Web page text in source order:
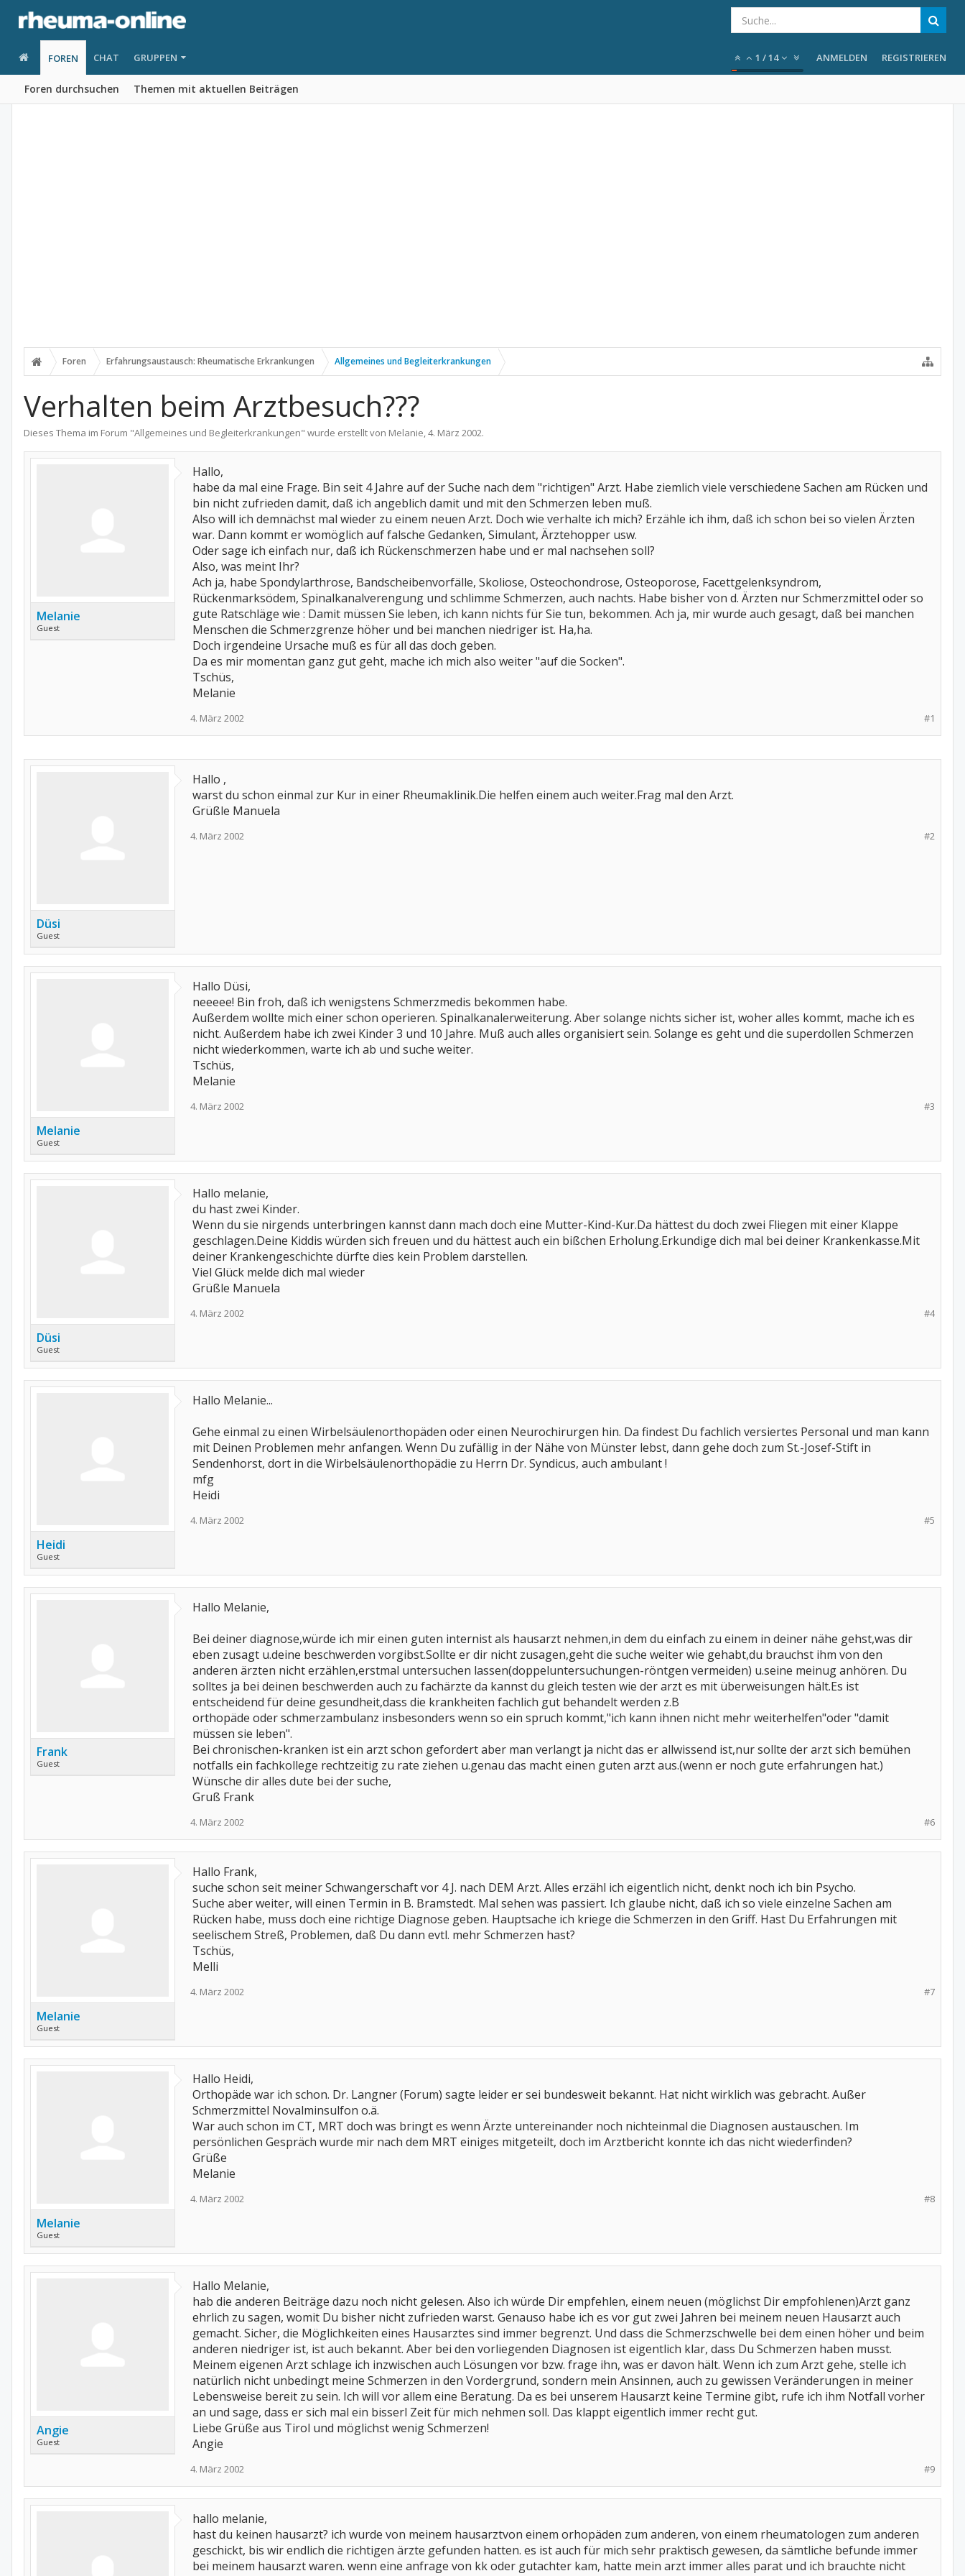
FOREN
Foren durchsuchen Themen mit aktuellen Beiträgen
CHAT GRUPPEN 1 /14 ANMELDEN REGISTRIEREN
Foren Erfahrungsaustausch: Rheumatische Erkrankungen Allgemeines und Begleiterkrankungen
Verhalten beim Arztbesuch???
Dieses Thema im Forum "Allgemeines und Begleiterkrankungen" wurde erstellt von Melanie,4. März 2002.
Melanie
Guest
Hallo,
habe da mal eine Frage. Bin seit 4 Jahre auf der Suche nach dem "richtigen" Arzt. Habe ziemlich viele verschiedene Sachen am Rücken und
bin nicht zufrieden damit, daß ich angeblich damit und mit den Schmerzen leben muß.
Also will ich demnächst mal wieder zu einem neuen Arzt. Doch wie verhalte ich mich? Erzähle ich ihm, daß ich schon bei so vielen Ärzten
war. Dann kommt er womöglich auf falsche Gedanken, Simulant, Ärztehopper usw.
Oder sage ich einfach nur, daß ich Rückenschmerzen habe und er mal nachsehen soll?
Also, was meint Ihr?
Ach ja, habe Spondylarthrose, Bandscheibenvorfälle, Skoliose, Osteochondrose, Osteoporose, Facettgelenksyndrom,
Rückenmarksödem, Spinalkanalverengung und schlimme Schmerzen, auch nachts. Habe bisher von d. Ärzten nur Schmerzmittel oder so
gute Ratschläge wie : Damit müssen Sie leben, ich kann nichts für Sie tun, bekommen. Ach ja, mir wurde auch gesagt, daß bei manchen
Menschen die Schmerzgrenze höher und bei manchen niedriger ist. Ha,ha.
Doch irgendeine Ursache muß es für all das doch geben.
Da es mir momentan ganz gut geht, mache ich mich also weiter "auf die Socken".
Tschüs,
Melanie
#1
4. März 2002
Düsi
Guest
Hallo ,
warst du schon einmal zur Kur in einer Rheumaklinik.Die helfen einem auch weiter.Frag mal den Arzt.
Grüßle Manuela
#2
4. März 2002
Melanie
Guest
Hallo Düsi,
neeeee! Bin froh, daß ich wenigstens Schmerzmedis bekommen habe.
Außerdem wollte mich einer schon operieren. Spinalkanalerweiterung. Aber solange nichts sicher ist, woher alles kommt, mache ich es
nicht. Außerdem habe ich zwei Kinder 3 und 10 Jahre. Muß auch alles organisiert sein. Solange es geht und die superdollen Schmerzen
nicht wiederkommen, warte ich ab und suche weiter.
Tschüs,
Melanie
#3
4. März 2002
Düsi
Guest
Hallo melanie,
du hast zwei Kinder.
Wenn du sie nirgends unterbringen kannst dann mach doch eine Mutter-Kind-Kur.Da hättest du doch zwei Fliegen mit einer Klappe
geschlagen.Deine Kiddis würden sich freuen und du hättest auch ein bißchen Erholung.Erkundige dich mal bei deiner Krankenkasse.Mit
deiner Krankengeschichte dürfte dies kein Problem darstellen.
Viel Glück melde dich mal wieder
Grüßle Manuela
#4
4. März 2002
Heidi
Guest
Hallo Melanie...
Gehe einmal zu einen Wirbelsäulenorthopäden oder einen Neurochirurgen hin. Da findest Du fachlich versiertes Personal und man kann
mit Deinen Problemen mehr anfangen. Wenn Du zufällig in der Nähe von Münster lebst, dann gehe doch zum St.-Josef-Stift in
Sendenhorst, dort in die Wirbelsäulenorthopädie zu Herrn Dr. Syndicus, auch ambulant !
mfg
Heidi
#5
4. März 2002
Frank
Guest
Hallo Melanie,
Bei deiner diagnose,würde ich mir einen guten internist als hausarzt nehmen,in dem du einfach zu einem in deiner nähe gehst,was dir
eben zusagt u.deine beschwerden vorgibst.Sollte er dir nicht zusagen,geht die suche weiter wie gehabt,du brauchst ihm von den
anderen ärzten nicht erzählen,erstmal untersuchen lassen(doppeluntersuchungen-röntgen vermeiden) u.seine meinug anhören. Du
solltes ja bei deinen beschwerden auch zu fachärzte da kannst du gleich testen wie der arzt es mit überweisungen hält.Es ist
entscheidend für deine gesundheit,dass die krankheiten fachlich gut behandelt werden z.B
orthopäde oder schmerzambulanz insbesonders wenn so ein spruch kommt,"ich kann ihnen nicht mehr weiterhelfen"oder "damit
müssen sie leben".
Bei chronischen-kranken ist ein arzt schon gefordert aber man verlangt ja nicht das er allwissend ist,nur sollte der arzt sich bemühen
notfalls ein fachkollege rechtzeitig zu rate ziehen u.genau das macht einen guten arzt aus.(wenn er noch gute erfahrungen hat.)
Wünsche dir alles dute bei der suche,
Gruß Frank
#6
4. März 2002
Melanie
Guest
Hallo Frank,
suche schon seit meiner Schwangerschaft vor 4 J. nach DEM Arzt. Alles erzähl ich eigentlich nicht, denkt noch ich bin Psycho.
Suche aber weiter, will einen Termin in B. Bramstedt. Mal sehen was passiert. Ich glaube nicht, daß ich so viele einzelne Sachen am
Rücken habe, muss doch eine richtige Diagnose geben. Hauptsache ich kriege die Schmerzen in den Griff. Hast Du Erfahrungen mit
seelischem Streß, Problemen, daß Du dann evtl. mehr Schmerzen hast?
Tschüs,
Melli
#7
4. März 2002
Melanie
Guest
Hallo Heidi,
Orthopäde war ich schon. Dr. Langner (Forum) sagte leider er sei bundesweit bekannt. Hat nicht wirklich was gebracht. Außer
Schmerzmittel Novalminsulfon o.ä.
War auch schon im CT, MRT doch was bringt es wenn Ärzte untereinander noch nichteinmal die Diagnosen austauschen. Im
persönlichen Gespräch wurde mir nach dem MRT einiges mitgeteilt, doch im Arztbericht konnte ich das nicht wiederfinden?
Grüße
Melanie
#8
4. März 2002
Angie
Guest
Hallo Melanie,
hab die anderen Beiträge dazu noch nicht gelesen. Also ich würde Dir empfehlen, einem neuen (möglichst Dir empfohlenen)Arzt ganz
ehrlich zu sagen, womit Du bisher nicht zufrieden warst. Genauso habe ich es vor gut zwei Jahren bei meinem neuen Hausarzt auch
gemacht. Sicher, die Möglichkeiten eines Hausarztes sind immer begrenzt. Und dass die Schmerzschwelle bei dem einen höher und beim
anderen niedriger ist, ist auch bekannt. Aber bei den vorliegenden Diagnosen ist eigentlich klar, dass Du Schmerzen haben musst.
Meinem eigenen Arzt schlage ich inzwischen auch Lösungen vor bzw. frage ihn, was er davon hält. Wenn ich zum Arzt gehe, stelle ich
natürlich nicht unbedingt meine Schmerzen in den Vordergrund, sondern mein Ansinnen, auch zu gewissen Veränderungen in meiner
Lebensweise bereit zu sein. Ich will vor allem eine Beratung. Da es bei unserem Hausarzt keine Termine gibt, rufe ich ihm Notfall vorher
an und sage, dass er sich mal ein bisserl Zeit für mich nehmen soll. Das klappt eigentlich immer recht gut.
Liebe Grüße aus Tirol und möglichst wenig Schmerzen!
Angie
#9
4. März 2002
hallo melanie,
hast du keinen hausarzt? ich wurde von meinem hausarztvon einem orhopäden zum anderen, von einem rheumatologen zum anderen
geschickt, bis wir endlich die richtigen ärzte gefunden hatten. es ist auch für mich sehr praktisch gewesen, da sämtliche befunde immer
bei meinem hausarzt waren. wenn eine anfrage von kk oder gutachter kam, hatte mein arzt immer alles parat und ich brauchte nicht